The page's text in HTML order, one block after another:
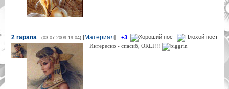
+3
2 rapana (03.07.2009 19:04)[Материал]
Интересно - спасиб, ORLI!!!